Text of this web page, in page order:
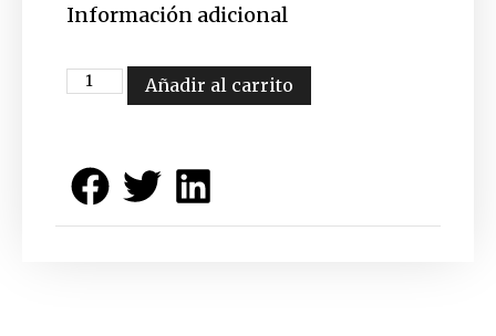
Información adicional
Añadir al carrito